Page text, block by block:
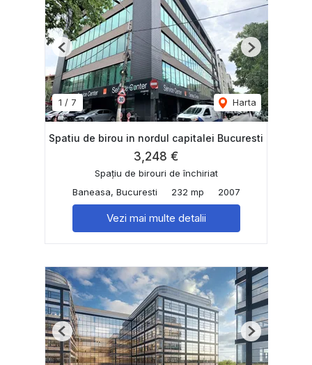
1 / 7 Harta
Previous Next
Spatiu de birou in nordul capitalei Bucuresti
3,248 €
Spațiu de birouri de închiriat
Baneasa, Bucuresti
232 mp 2007
Vezi mai multe detalii
Previous Next